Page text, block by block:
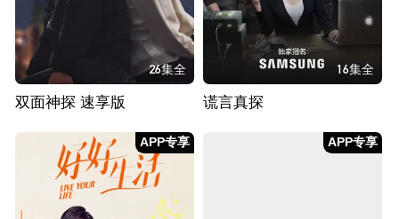
26集全
双面神探 速享版
16集全
谎言真探
APP专享 APP专享